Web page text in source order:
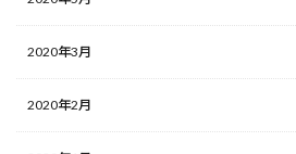
2020年3月
2020年2月